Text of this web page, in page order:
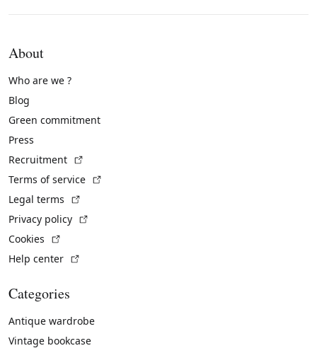
About
Who are we ?
Blog
Green commitment
Press
Recruitment
Terms of service
Legal terms
Privacy policy
Cookies
Help center
Categories
Antique wardrobe
Vintage bookcase